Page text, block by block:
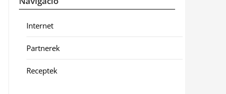
Internet
Partnerek
Receptek